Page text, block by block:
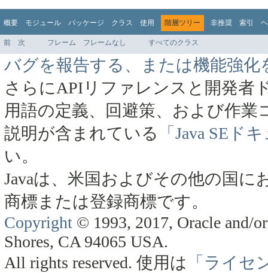
概要 モジュール パッケージ クラス 使用 階層ツリー 非推奨 索引
前 次 フレーム フレームなし すべてのクラス
バグを報告する、または機能強化
さらにAPIリファレンスと開発者
用語の定義、回避策、および作
説明が含まれている
「Java SEド
い。
Javaは、米国およびその他の国に
商標または登録商標です。
Copyright © 1993, 2017, Oracle and/
Shores, CA 94065 USA.
All rights reserved. 使用は 「ライセ